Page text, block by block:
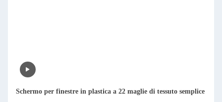
Schermo per finestre in plastica a 22 maglie di tessuto semplice